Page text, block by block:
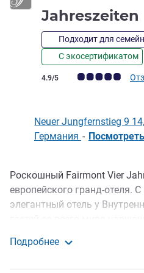
Jahreszeiten
Подходит для
С экосертификатом
Примечание: отзывы
4.9/5
Neuer Jungfernstieg 9
Германия -
Описание
Роскошный Fairmont Vier
европейского гранд-отеля.
элегантный отель у
самом центре ганзейского
Подробнее